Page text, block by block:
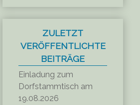
ZULETZT
VERÖFFENTLICHTE
BEITRÄGE
Einladung zum
Dorfstammtisch am
19.08.2026